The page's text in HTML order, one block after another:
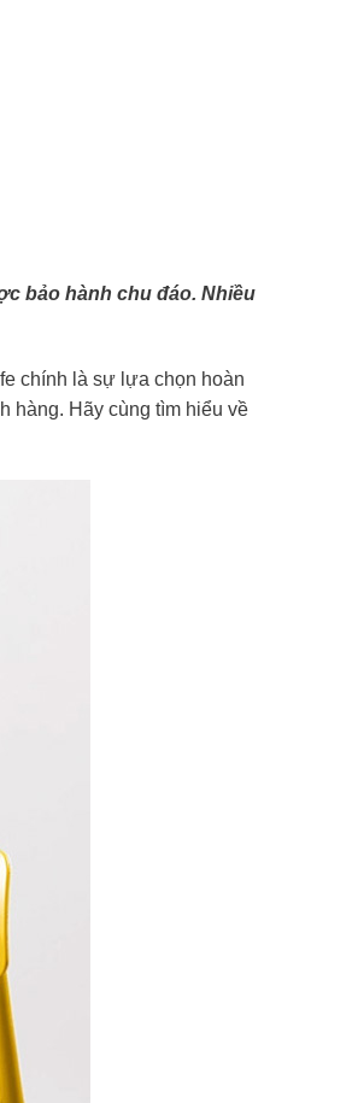
bảo hành chu đáo. Nhiều
chính là sự lựa chọn hoàn
hàng. Hãy cùng tìm hiểu về